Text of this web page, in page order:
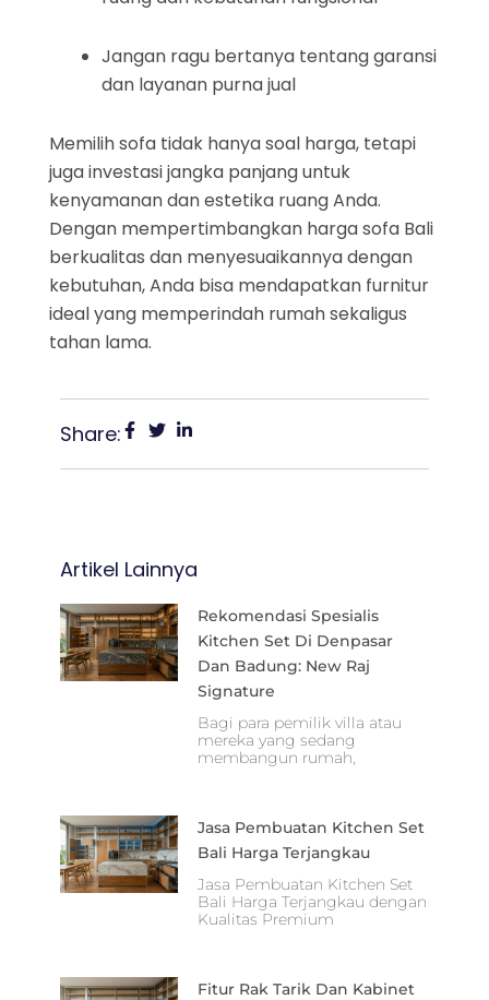
Jangan ragu bertanya tentang garansi
dan layanan purna jual
Memilih sofa tidak hanya soal harga, tetapi
juga investasi jangka panjang untuk
kenyamanan dan estetika ruang Anda.
Dengan mempertimbangkan harga sofa Bali
berkualitas dan menyesuaikannya dengan
kebutuhan, Anda bisa mendapatkan furnitur
ideal yang memperindah rumah sekaligus
tahan lama.
Share:
Artikel Lainnya
Rekomendasi Spesialis
Kitchen Set Di Denpasar
Dan Badung: New Raj
Signature
Bagi para pemilik villa atau
mereka yang sedang
membangun rumah,
Jasa Pembuatan Kitchen Set
Bali Harga Terjangkau
Jasa Pembuatan Kitchen Set
Bali Harga Terjangkau dengan
Kualitas Premium
Fitur Rak Tarik Dan Kabinet